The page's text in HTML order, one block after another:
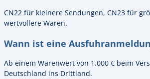
CN22 für kleinere Sendungen, CN23 für
wertvollere Waren.
Wann ist eine
Ab einem Warenwert von 1.000 € beim
Deutschland ins Drittland.